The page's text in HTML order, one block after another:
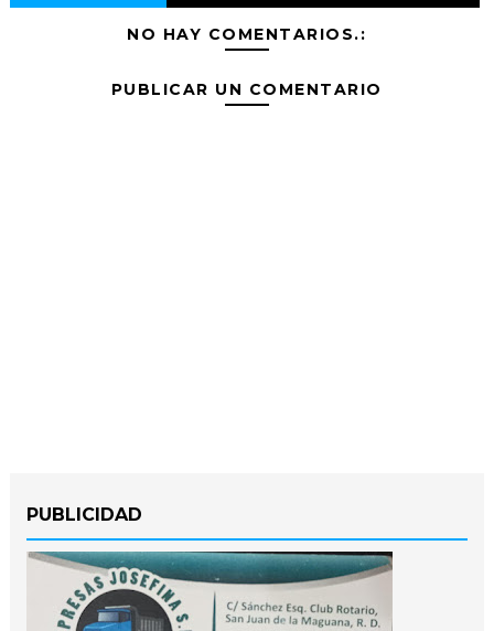
NO HAY COMENTARIOS.:
PUBLICAR UN COMENTARIO
PUBLICIDAD